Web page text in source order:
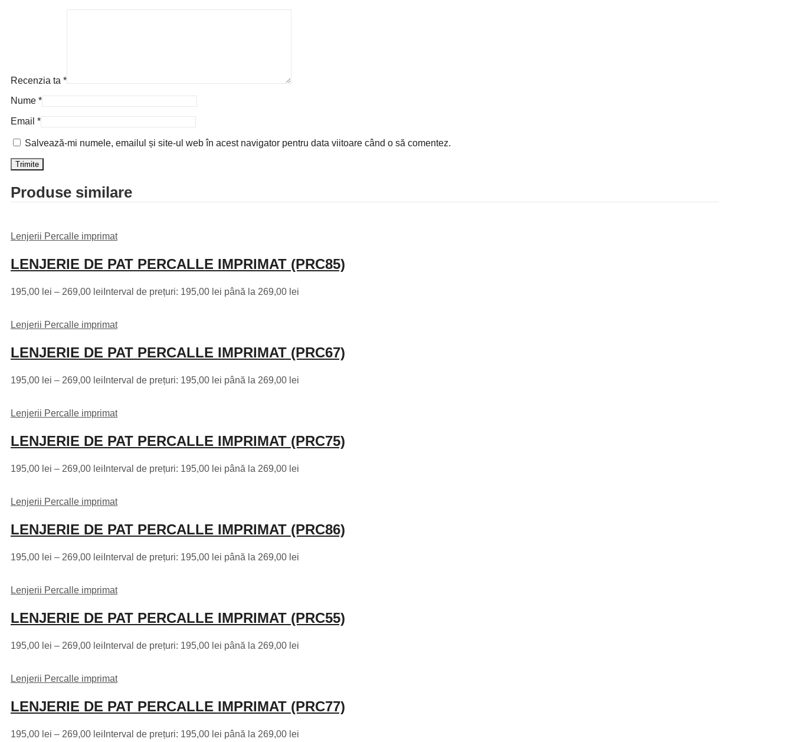
Recenzia ta *
Nume *
Email *
Salvează-mi numele, emailul și site-ul web în acest navigator pentru data viitoare când o să comentez.
Produse similare
Lenjerii Percalle imprimat
LENJERIE DE PAT PERCALLE IMPRIMAT (PRC85)
195,00 lei – 269,00 lei Interval de prețuri: 195,00 lei până la 269,00 lei
Lenjerii Percalle imprimat
LENJERIE DE PAT PERCALLE IMPRIMAT (PRC67)
195,00 lei – 269,00 lei Interval de prețuri: 195,00 lei până la 269,00 lei
Lenjerii Percalle imprimat
LENJERIE DE PAT PERCALLE IMPRIMAT (PRC75)
195,00 lei – 269,00 lei Interval de prețuri: 195,00 lei până la 269,00 lei
Lenjerii Percalle imprimat
LENJERIE DE PAT PERCALLE IMPRIMAT (PRC86)
195,00 lei – 269,00 lei Interval de prețuri: 195,00 lei până la 269,00 lei
Lenjerii Percalle imprimat
LENJERIE DE PAT PERCALLE IMPRIMAT (PRC55)
195,00 lei – 269,00 lei Interval de prețuri: 195,00 lei până la 269,00 lei
Lenjerii Percalle imprimat
LENJERIE DE PAT PERCALLE IMPRIMAT (PRC77)
195,00 lei – 269,00 lei Interval de prețuri: 195,00 lei până la 269,00 lei